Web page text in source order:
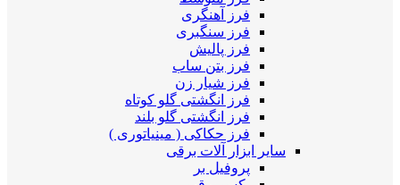
فرز آهنگری
فرز سنگبری
فرز پالیش
فرز بتن ساب
فرز شیار زن
فرز انگشتی گلو کوتاه
فرز انگشتی گلو بلند
فرز حکاکی ( مینیاتوری )
سایر ابزار آلات برقی
پروفیل بر